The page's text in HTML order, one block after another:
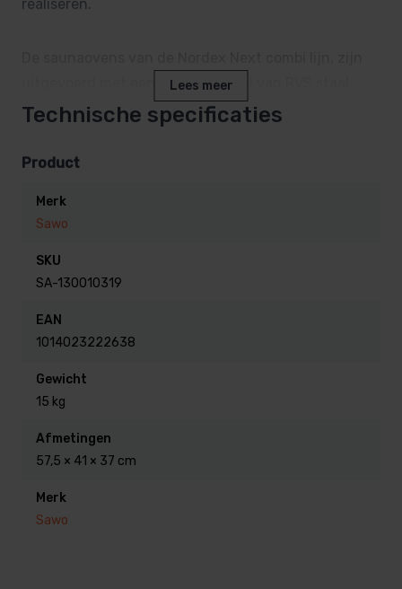
realiseren.
uitgevoerd met een binnenmantel van RVS staal.
De buitenmantel, bovenrand, zijn uitgevoerd in
Het reflectieschild is van verchroomd staal.
Afm: 410 x 370 x 575 mm
Wil je ook saunastenen? Vergeet deze dan niet
apart bij te bestellen.
Lees meer
Technische specificaties
Product
Merk
Sawo
SKU
SA-130010319
EAN
1014023222638
Gewicht
15 kg
Afmetingen
57,5 × 41 × 37 cm
Merk
Sawo